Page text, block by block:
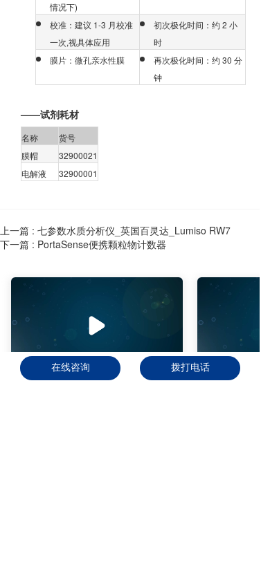
拨打电话
在线咨询
情况下)
校准：建议 1-3 月校准
一次,视具体应用
初次极化时间：约 2 小
时
膜片：微孔亲水性膜
再次极化时间：约 30 分
钟
——试剂耗材
名称
货号
膜帽
32900021
电解液
32900001
上一篇 : 七参数水质分析仪_英国百灵达_Lumiso RW7
下一篇 : PortaSense便携颗粒物计数器
00:02:46